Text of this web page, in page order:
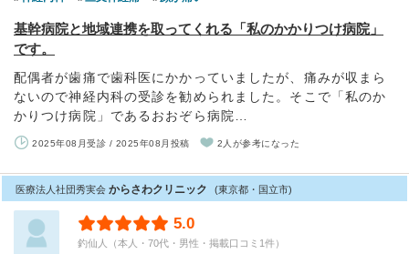
基幹病院と地域連携を取ってくれる「私のかかりつけ病院」
です。
配偶者が歯痛で歯科医にかかっていましたが、痛みが収まら
ないので神経内科の受診を勧められました。そこで「私のか
かりつけ病院」であるおおぞら病院…
2025年08月受診 / 2025年08月投稿 2人が参考になった
医療法人社団秀実会 からさわクリニック (東京都・国立市)
5.0
釣仙人（本人・70代・男性・掲載口コミ1件）